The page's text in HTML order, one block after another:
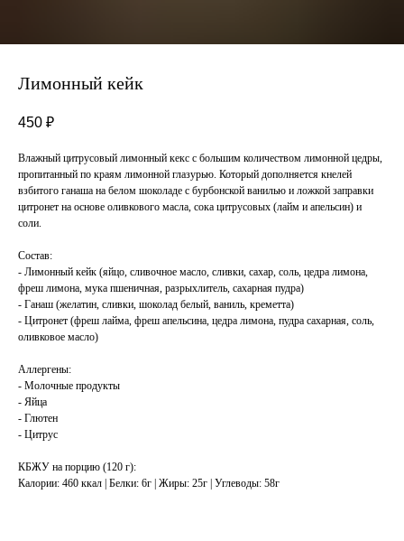
Лимонный кейк
450 ₽
Влажный цитрусовый лимонный кекс с большим количеством лимонной цедры,
пропитанный по краям лимонной глазурью. Который дополняется кнелей
взбитого ганаша на белом шоколаде с бурбонской ванилью и ложкой заправки
цитронет на основе оливкового масла, сока цитрусовых (лайм и апельсин) и
соли.
Состав:
- Лимонный кейк (яйцо, сливочное масло, сливки, сахар, соль, цедра лимона,
фреш лимона, мука пшеничная, разрыхлитель, сахарная пудра)
- Ганаш (желатин, сливки, шоколад белый, ваниль, креметта)
- Цитронет (фреш лайма, фреш апельсина, цедра лимона, пудра сахарная, соль,
оливковое масло)
Аллергены:
- Молочные продукты
- Яйца
- Глютен
- Цитрус
КБЖУ на порцию (120 г):
Калории: 460 ккал | Белки: 6г | Жиры: 25г | Углеводы: 58г